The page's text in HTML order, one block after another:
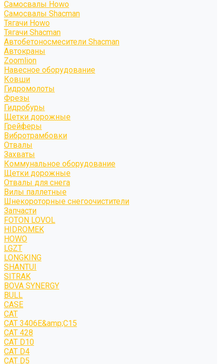
Самосвалы Howo
Самосвалы Shacman
Тягачи Howo
Тягачи Shacman
Автобетоносмесители Shacman
Автокраны
Zoomlion
Навесное оборудование
Ковши
Гидромолоты
Фрезы
Гидробуры
Щетки дорожные
Грейферы
Вибротрамбовки
Отвалы
Захваты
Коммунальное оборудование
Щетки дорожные
Отвалы для снега
Вилы паллетные
Шнекороторные снегоочистители
Запчасти
FOTON LOVOL
HIDROMEK
HOWO
LGZT
LONGKING
SHANTUI
SITRAK
BOVA SYNERGY
BULL
CASE
CAT
CAT 3406E&amp;C15
CAT 428
CAT D10
CAT D4
CAT D5